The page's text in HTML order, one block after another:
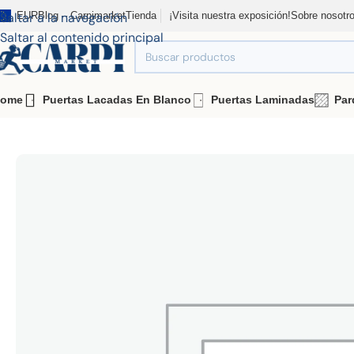
Saltar a la navegación
Saltar al contenido principal
EURBlog – CarpimarketTienda ¡Visita nuestra exposición!Sobre
Puertas Lacadas En Blanco Puertas Laminadas
Inicio Puertas Laminadas